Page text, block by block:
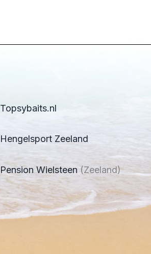
Topsybaits.nl
Hengelsport Zeeland
Pension Wielsteen (Zeeland)